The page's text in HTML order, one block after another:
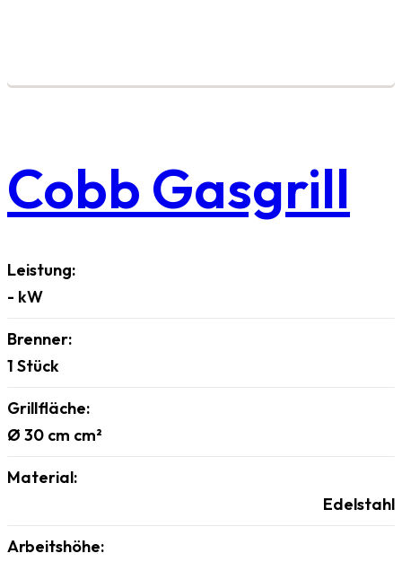
Cobb Gasgrill
Leistung:
- kW
Brenner:
1 Stück
Grillfläche:
Ø 30 cm cm²
Material:
Edelstahl
Arbeitshöhe: